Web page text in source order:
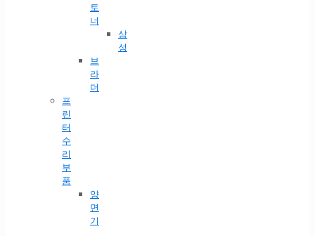
토
너
삼
성
브
라
더
프
린
터
수
리
부
품
양
면
기